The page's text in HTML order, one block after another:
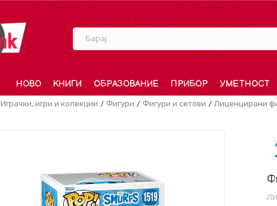
Барај
НОВО КНИГИ ОБРАЗОВАНИЕ ПРИБОР УМЕТНОСТ
Играчки, игри и колекции Фигури Фигури и сетови Лиценцирани